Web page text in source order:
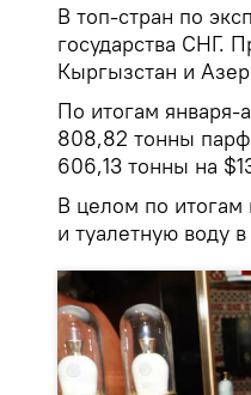
В топ-стран по
государства СНГ.
Кыргызстан и
По итогам января-
808,82 тонны
606,13 тонны на
В целом по
и туалетную воду